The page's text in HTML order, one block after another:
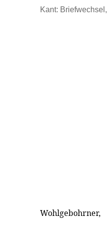
Kant: Briefwechsel,
Wohlgebohrner,